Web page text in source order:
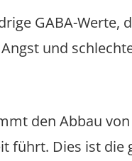
GABA-
und
den Abbau
führt. Dies ist die